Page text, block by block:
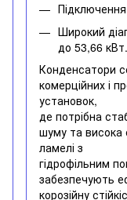
Широкий
до 53,66 кВт.
Конденсатори
комерційних і
установок,
де потрібна
шуму та висока
ламелі з
гідрофільним
забезпечують
корозійну